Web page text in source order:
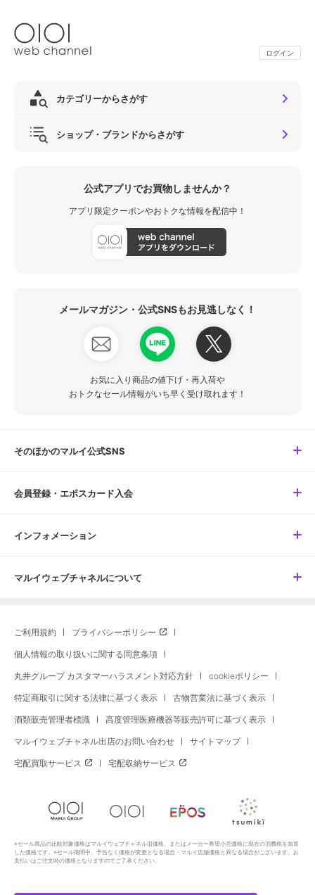
ログイン
カテゴリーからさがす
ショップ・ブランドからさがす
公式アプリでお買物しませんか？
アプリ限定クーポンやおトクな情報を配信中！
メールマガジン・公式SNSもお見逃しなく！
お気に入り商品の値下げ・再入荷や
おトクなセール情報がいち早く受け取れます！
そのほかのマルイ公式SNS
会員登録・エポスカード入会
インフォメーション
マルイウェブチャネルについて
ご利用規約 プライバシーポリシー
個人情報の取り扱いに関する同意条項
丸井グループ カスタマーハラスメント対応方針 cookieポリシー
特定商取引に関する法律に基づく表示 古物営業法に基づく表示
酒類販売管理者標識 高度管理医療機器等販売許可に基づく表示
マルイウェブチャネル出店のお問い合わせ サイトマップ
宅配買取サービス 宅配収納サービス
※セール商品の比較対象価格はマルイウェブチャネル旧価格、またはメーカー希望小売価格に現在の消費税を加算
した価格です。※セール期間中、予告なく価格が変更となる場合・マルイ店舗価格と異なる場合がございます。お
支払いはご注文時の価格となりますのでご了承ください。